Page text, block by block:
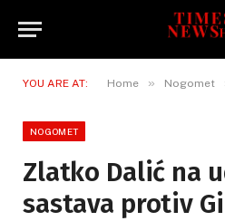
YOU ARE AT: Home » Nogomet
NOGOMET
Zlatko Dalić na
sastava protiv